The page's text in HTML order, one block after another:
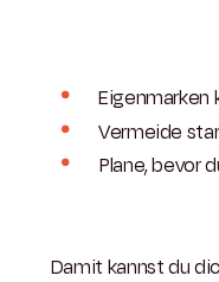
Eigenmarken
Vermeide
Plane, bevor
Damit kannst du